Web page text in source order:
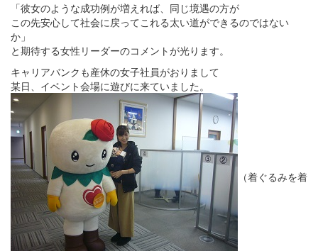
「彼女のような成功例が増えれば、同じ境遇の方が
この先安心して社会に戻ってこれる太い道ができるのではない
か」
と期待する女性リーダーのコメントが光ります。
キャリアバンクも産休の女子社員がおりまして
某日、イベント会場に遊びに来ていました。
（着ぐるみを着